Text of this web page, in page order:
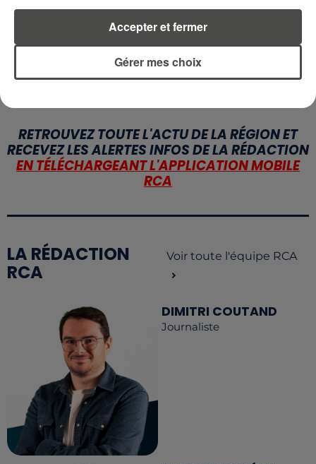
4 août 2026
ÉCLIPSE SOLAIRE DU 12 AOÛT : LA
RUÉE VERS LES LUNETTES DE...
RETROUVEZ TOUTE L'ACTU DE LA RÉGION ET
RECEVEZ LES ALERTES INFOS DE LA RÉDACTION
EN TÉLÉCHARGEANT L'APPLICATION MOBILE
RCA
LA RÉDACTION
RCA
Voir toute l'équipe RCA
DIMITRI COUTAND
Journaliste
Gérer mes choix
Accepter et fermer